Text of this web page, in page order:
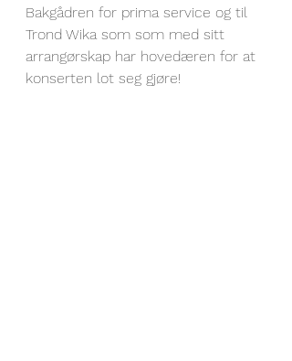
Bakgådren for prima service og til
Trond Wika som som med sitt
arrangørskap har hovedæren for at
konserten lot seg gjøre!